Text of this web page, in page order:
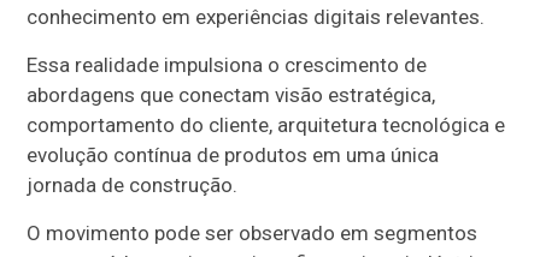
conhecimento em experiências digitais relevantes.
Essa realidade impulsiona o crescimento de
abordagens que conectam visão estratégica,
comportamento do cliente, arquitetura tecnológica e
evolução contínua de produtos em uma única
jornada de construção.
O movimento pode ser observado em segmentos